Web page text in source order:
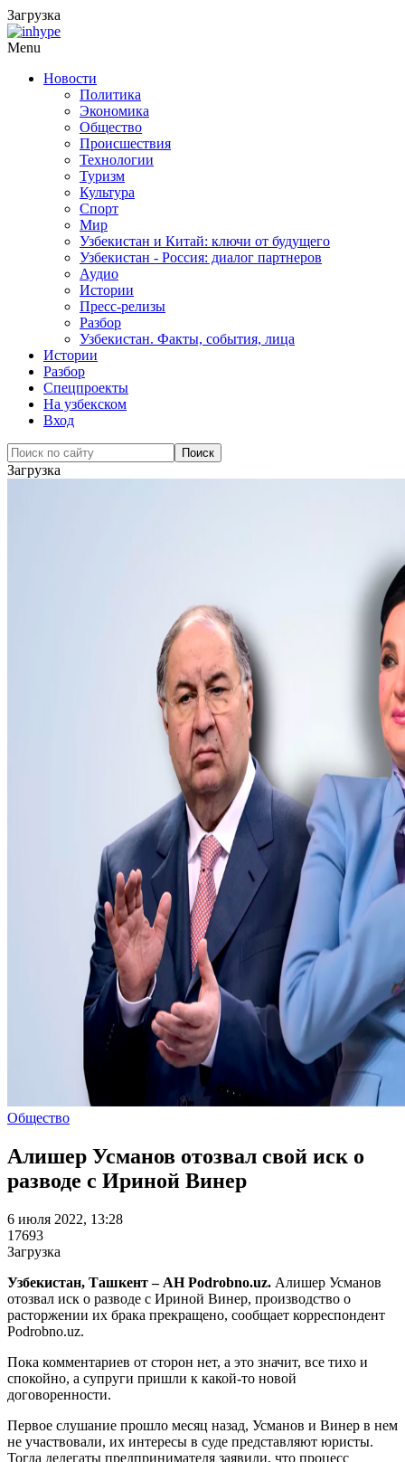
Загрузка
Menu
Новости
Политика
Экономика
Общество
Происшествия
Технологии
Туризм
Культура
Спорт
Мир
Узбекистан и Китай: ключи от будущего
Узбекистан - Россия: диалог партнеров
Аудио
Истории
Пресс-релизы
Разбор
Узбекистан. Факты, события, лица
Истории
Разбор
Спецпроекты
На узбекском
Вход
Загрузка
Общество
Алишер Усманов отозвал свой иск о
разводе с Ириной Винер
6 июля 2022, 13:28
17693
Загрузка
Узбекистан, Ташкент – АН Podrobno.uz. Алишер Усманов
отозвал иск о разводе с Ириной Винер, производство о
расторжении их брака прекращено, сообщает корреспондент
Podrobno.uz.
Пока комментариев от сторон нет, а это значит, все тихо и
спокойно, а супруги пришли к какой-то новой
договоренности.
Первое слушание прошло месяц назад, Усманов и Винер в нем
не участвовали, их интересы в суде представляют юристы.
Тогда делегаты предпринимателя заявили, что процесс